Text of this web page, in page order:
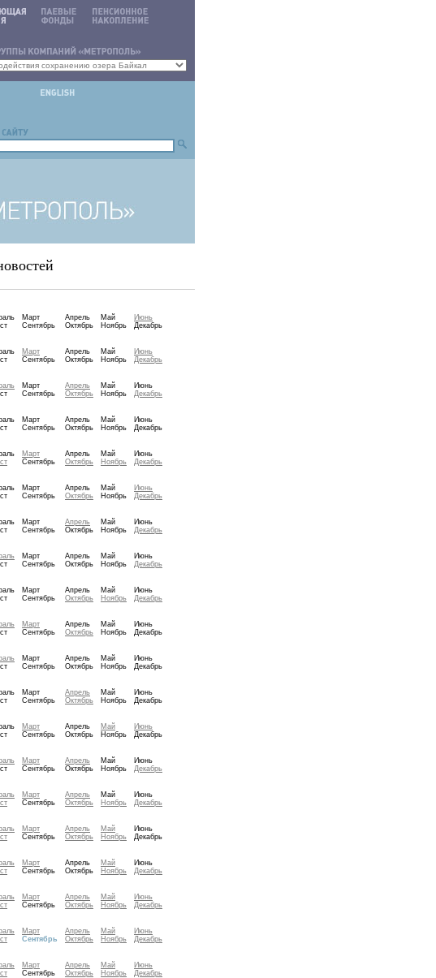
Март Апрель Май
Июнь
Сентябрь Октябрь Ноябрь Декабрь
Март Апрель Май
Июнь
Сентябрь Октябрь Ноябрь Декабрь
Март Апрель Май
Июнь
Сентябрь Октябрь Ноябрь Декабрь
Март Апрель Май
Июнь
Сентябрь Октябрь Ноябрь Декабрь
Март Апрель Май
Июнь
Сентябрь Октябрь Ноябрь Декабрь
Март Апрель Май
Июнь
Сентябрь Октябрь Ноябрь Декабрь
Март Апрель Май
Июнь
Сентябрь Октябрь Ноябрь Декабрь
Март Апрель Май
Июнь
Сентябрь Октябрь Ноябрь Декабрь
Март Апрель Май
Июнь
Сентябрь Октябрь Ноябрь Декабрь
Март Апрель Май
Июнь
Сентябрь Октябрь Ноябрь Декабрь
Март Апрель Май
Июнь
Сентябрь Октябрь Ноябрь Декабрь
Март Апрель Май
Июнь
Сентябрь Октябрь Ноябрь Декабрь
Март Апрель Май
Июнь
Сентябрь Октябрь Ноябрь Декабрь
Март Апрель Май
Июнь
Сентябрь Октябрь Ноябрь Декабрь
Март Апрель Май
Июнь
Сентябрь Октябрь Ноябрь Декабрь
Март Апрель Май
Июнь
Сентябрь Октябрь Ноябрь Декабрь
Март Апрель Май
Июнь
Сентябрь Октябрь Ноябрь Декабрь
Март Апрель Май
Июнь
Сентябрь Октябрь Ноябрь Декабрь
Март Апрель Май
Июнь
Сентябрь Октябрь Ноябрь Декабрь
Март Апрель Май
Июнь
Сентябрь Октябрь Ноябрь Декабрь